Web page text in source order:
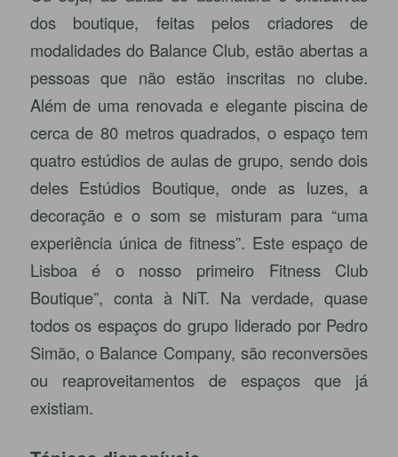
dos boutique, feitas pelos criadores de
modalidades do Balance Club, estão abertas a
pessoas que não estão inscritas no clube.
Além de uma renovada e elegante piscina de
cerca de 80 metros quadrados, o espaço tem
quatro estúdios de aulas de grupo, sendo dois
deles Estúdios Boutique, onde as luzes, a
decoração e o som se misturam para “uma
experiência única de fitness”. Este espaço de
Lisboa é o nosso primeiro Fitness Club
Boutique”, conta à NiT. Na verdade, quase
todos os espaços do grupo liderado por Pedro
Simão, o Balance Company, são reconversões
ou reaproveitamentos de espaços que já
existiam.